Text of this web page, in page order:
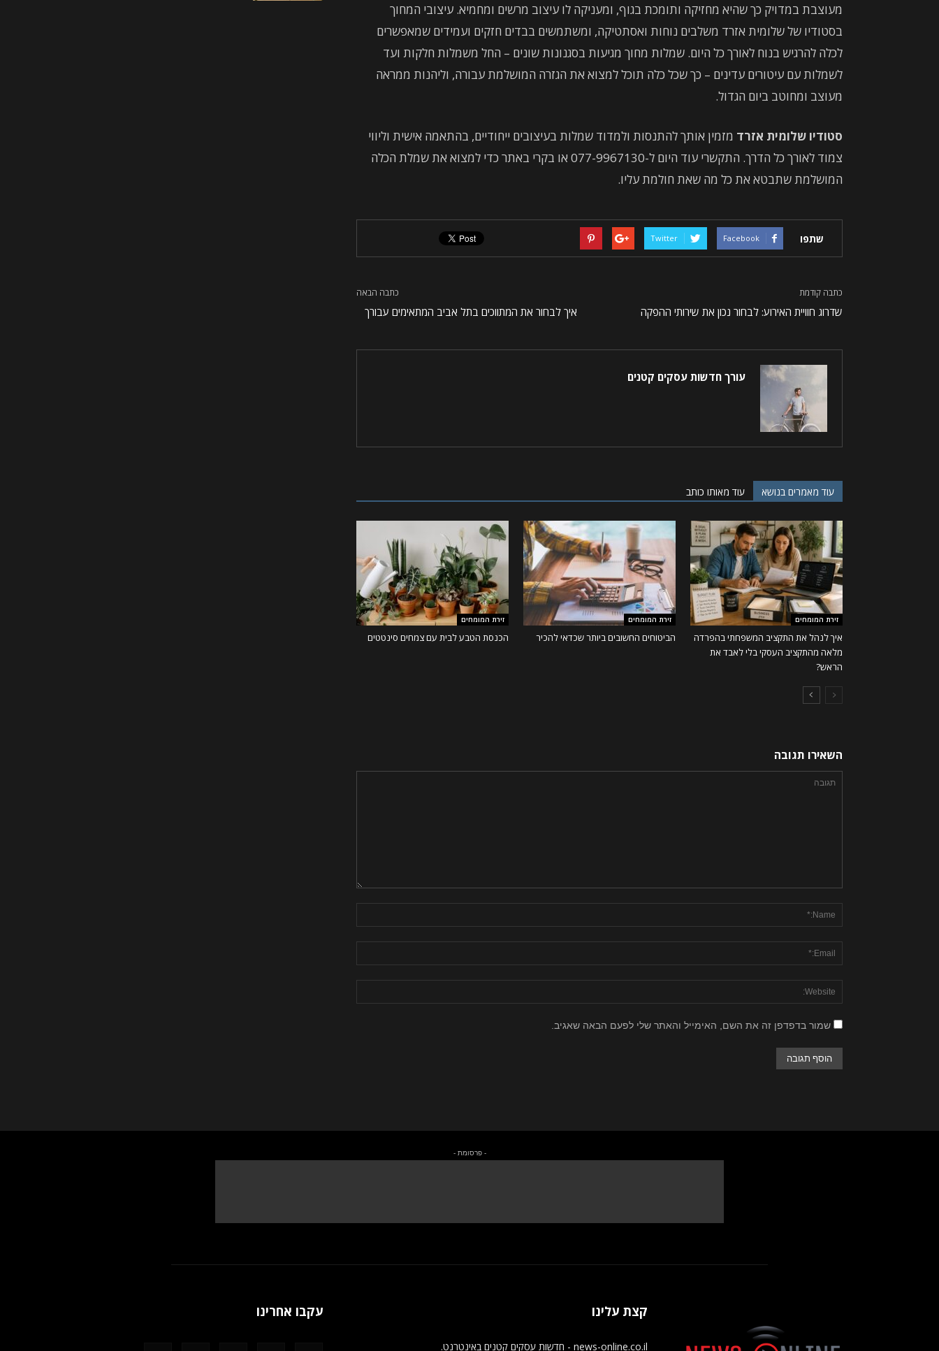
מעוצבת במדויק כך שהיא מחזיקה ותומכת בגוף, ומעניקה לו עיצוב מרשים ומחמיא. עיצובי המחוך
בסטודיו של שלומית אזרד משלבים נוחות ואסתטיקה, ומשתמשים בבדים חזקים ועמידים שמאפשרים
לכלה להרגיש בנוח לאורך כל היום. שמלות מחוך מגיעות בסגנונות שונים – החל משמלות חלקות ועד
לשמלות עם עיטורים עדינים – כך שכל כלה תוכל למצוא את הגזרה המושלמת עבורה, וליהנות ממראה
מעוצב ומחוטב ביום הגדול.
סטודיו שלומית אזרד מזמין אותך להתנסות ולמדוד שמלות בעיצובים ייחודיים, בהתאמה אישית וליווי
צמוד לאורך כל הדרך. התקשרי עוד היום ל-077-9967130 או בקרי באתר כדי למצוא את שמלת הכלה
המושלמת שתבטא את כל מה שאת חולמת עליו.
שתפו Facebook
Twitter
כתבה קודמת
שדרוג חוויית האירוע: לבחור נכון את שירותי ההפקה
כתבה הבאה
איך לבחור את המתווכים בתל אביב המתאימים עבורך
עורך חדשות עסקים קטנים
עוד מאמרים בנושא עוד מאותו כותב
זירת המומחים
איך לנהל את התקציב המשפחתי בהפרדה
מלאה מהתקציב העסקי בלי לאבד את
הראש?
זירת המומחים
הביטוחים החשובים ביותר שכדאי להכיר
זירת המומחים
הכנסת הטבע לבית עם צמחים סינטטים
השאירו תגובה
שמור בדפדפן זה את השם, האימייל והאתר שלי לפעם הבאה שאגיב.
- פרסומת -
קצת עלינו
news-online.co.il - חדשות עסקים קטנים באינטרנט.
עקבו אחרינו